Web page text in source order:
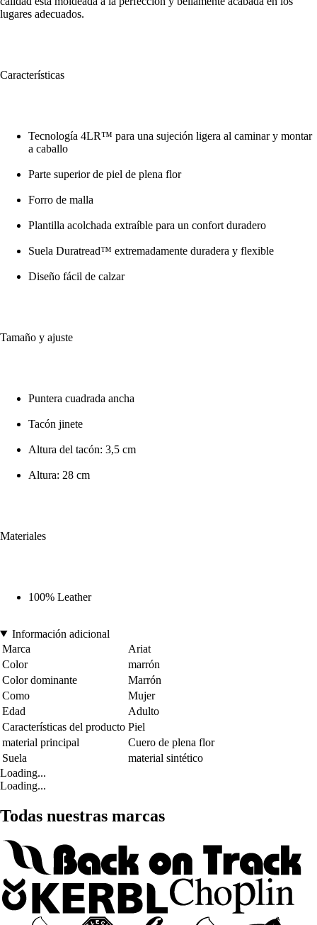
lugares adecuados.
Características
Tecnología 4LR™ para una sujeción ligera al caminar y montar
a caballo
Parte superior de piel de plena flor
Forro de malla
Plantilla acolchada extraíble para un confort duradero
Suela Duratread™ extremadamente duradera y flexible
Diseño fácil de calzar
Tamaño y ajuste
Puntera cuadrada ancha
Tacón jinete
Altura del tacón: 3,5 cm
Altura: 28 cm
Materiales
100% Leather
Información adicional
Marca
Ariat
Color
marrón
Color dominante
Marrón
Como
Mujer
Edad
Adulto
Características del producto Piel
material principal
Cuero de plena flor
Suela
material sintético
Loading...
Loading...
Todas nuestras marcas